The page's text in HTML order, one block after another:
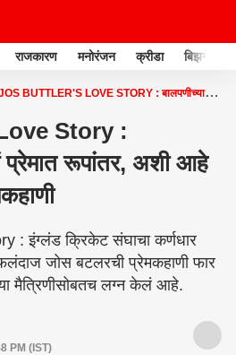
राजकारण मनोरंजन क्रीडा बिझनेस
BUTTLER'S LOVE STORY : बालपणीच्या
Story :
प्रेमात रूपांतर, अशी आहे
: इंग्लंड क्रिकेट संघाचा कर्णधार
जोस बटलरची प्रेमकहाणी फार
मैत्रिणीसोबतच लग्न केलं आहे.
PM (IST)